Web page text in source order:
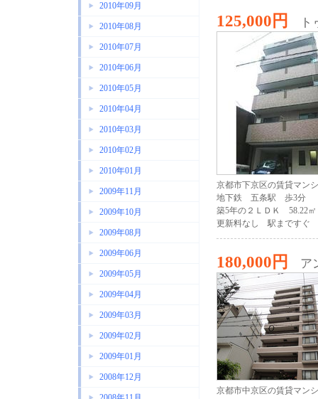
125,000円
京都市下京区の賃貸マン
地下鉄 五条駅 歩3分
築5年の２ＬＤＫ 58.22㎡
更新料なし 駅まですぐ
180,000円 ア
京都市中京区の賃貸マン
2010年09月
2010年08月
2010年07月
2010年06月
2010年05月
2010年04月
2010年03月
2010年02月
2010年01月
2009年11月
2009年10月
2009年08月
2009年06月
2009年05月
2009年04月
2009年03月
2009年02月
2009年01月
2008年12月